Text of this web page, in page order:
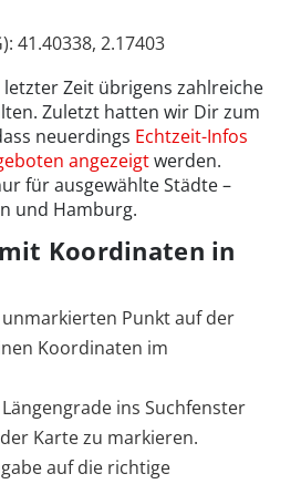
41.40338, 2.17403
Zeit übrigens zahlreiche
Zuletzt hatten wir Dir zum
neuerdings Echtzeit-Infos
angezeigtwerden.
für ausgewählte Städte –
und Hamburg.
Koordinaten in
Punkt auf der
Koordinaten im
ins Suchfenster
Karte zu markieren.
auf die richtige